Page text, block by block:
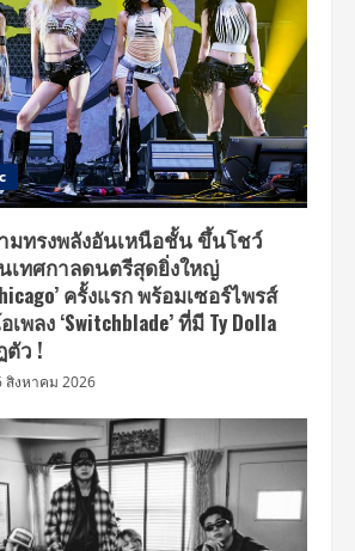
มทรงพลังอันเหนือชั้น ขึ้นโชว์
เทศกาลดนตรีสุดยิ่งใหญ่
ครั้งแรก พร้อมเซอร์ไพรส์
พลง ‘Switchblade’ ที่มี Ty Dolla
ตัว !
สิงหาคม 2026